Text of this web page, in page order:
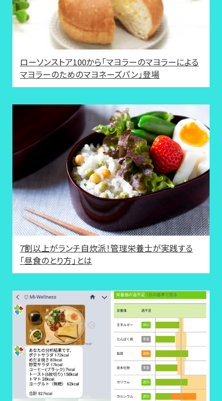
ローソンストア100から「マヨラーのマヨラーによる
マヨラーのためのマヨネーズパン」登場
7割以上がランチ自炊派！管理栄養士が実践する
「昼食のとり方」とは